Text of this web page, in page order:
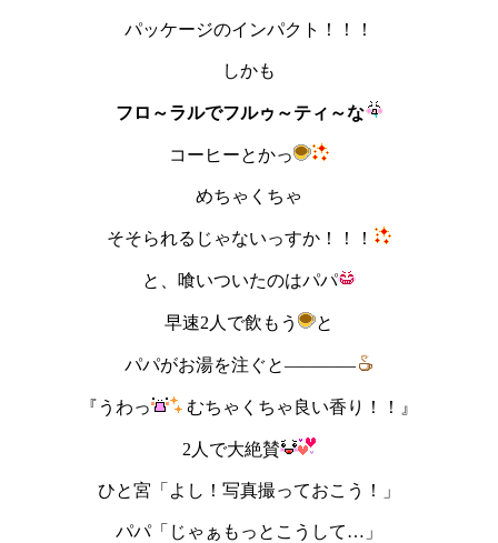
パッケージのインパクト！！！
しかも
フロ～ラルでフルゥ～ティ～な
コーヒーとかっ
めちゃくちゃ
そそられるじゃないっすか！！！
と、喰いついたのはパパ
早速2人で飲もう と
パパがお湯を注ぐと――――
『うわっ むちゃくちゃ良い香り！！』
2人で大絶賛
ひと宮「よし！写真撮っておこう！」
パパ「じゃぁもっとこうして…」